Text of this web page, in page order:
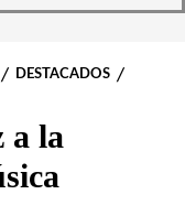
DESTACADOS
a la